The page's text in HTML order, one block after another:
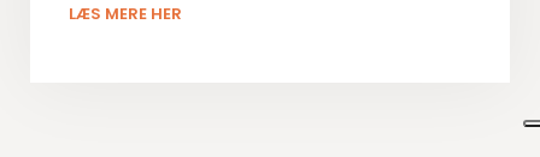
LÆS MERE HER